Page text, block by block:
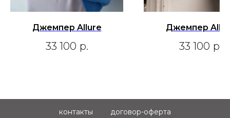
Джемпер Allure
33 100 р.
Джемпер
33 100 р.
контакты договор-оферта